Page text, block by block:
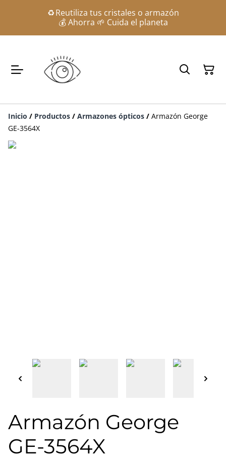
♻️ Reutiliza tus cristales o armazón
💰 Ahorra 🌱 Cuida el planeta
Inicio / Productos / Armazones ópticos / Armazón George
GE-3564X
Armazón George
GE-3564X